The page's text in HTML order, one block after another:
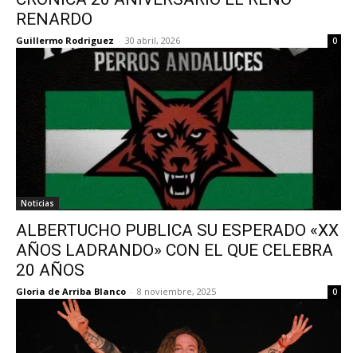
RENARDO
Guillermo Rodriguez - 30 abril, 2026 0
Noticias
ALBERTUCHO PUBLICA SU ESPERADO «XX
AÑOS LADRANDO» CON EL QUE CELEBRA
20 AÑOS
Gloria de Arriba Blanco - 8 noviembre, 2025 0